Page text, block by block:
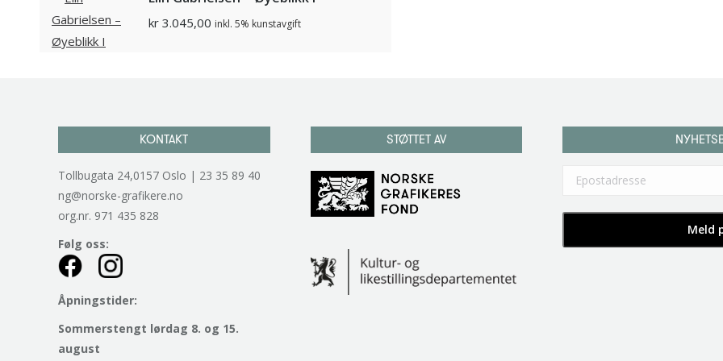
kr 3.045,00 inkl. 5% kunstavgift
KONTAKT
Tollbugata 24,0157 Oslo | 23 35 89 40
ng@norske-grafikere.no
org.nr. 971 435 828
Følg oss:
Åpningstider:
Sommerstengt lørdag 8. og 15.
august
STØTTET AV